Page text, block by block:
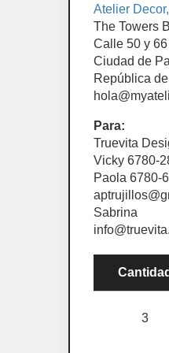
Atelier
The Towers
Calle 50 y
Ciudad de
República
Para:
Truevita
Vicky 6780-
Paola 6780-
Sabrina
Cantidad
3